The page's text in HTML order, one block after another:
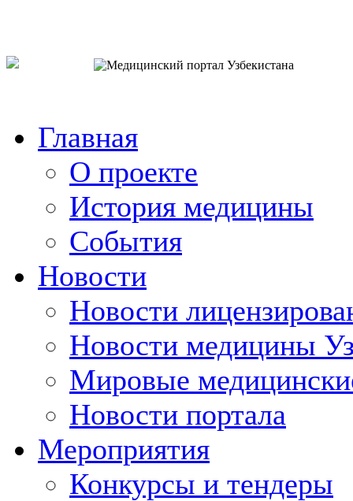
Главная
О проекте
История медицины
События
Новости
Новости
Новости медицины
Мировые
Новости портала
Мероприятия
Конкурсы и тендеры